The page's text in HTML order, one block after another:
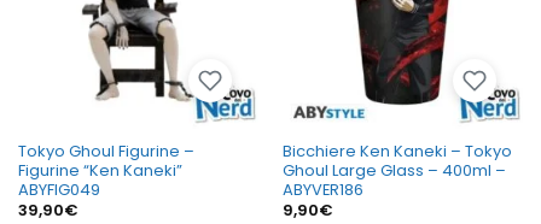
Tokyo Ghoul Figurine –
Figurine “Ken Kaneki”
ABYFIG049
39,90€
Bicchiere Ken Kaneki – Tokyo
Ghoul Large Glass – 400ml –
ABYVER186
9,90€